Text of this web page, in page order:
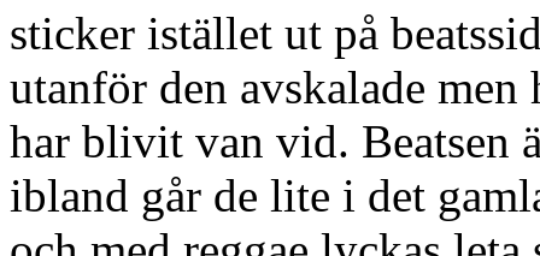
sticker istället ut på
utanför den avskalade
har blivit van vid. Beatsen
ibland går de lite i det